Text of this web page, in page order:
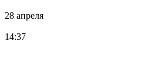
28 апреля
14:37